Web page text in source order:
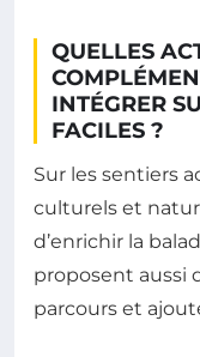
QUELLES
INTÉGRER
FACILES ?
Sur les sentiers
culturels et
d’enrichir la
proposent aussi
parcours et